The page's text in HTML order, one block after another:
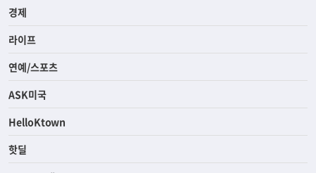
사회
경제
라이프
연예/스포츠
ASK미국
HelloKtown